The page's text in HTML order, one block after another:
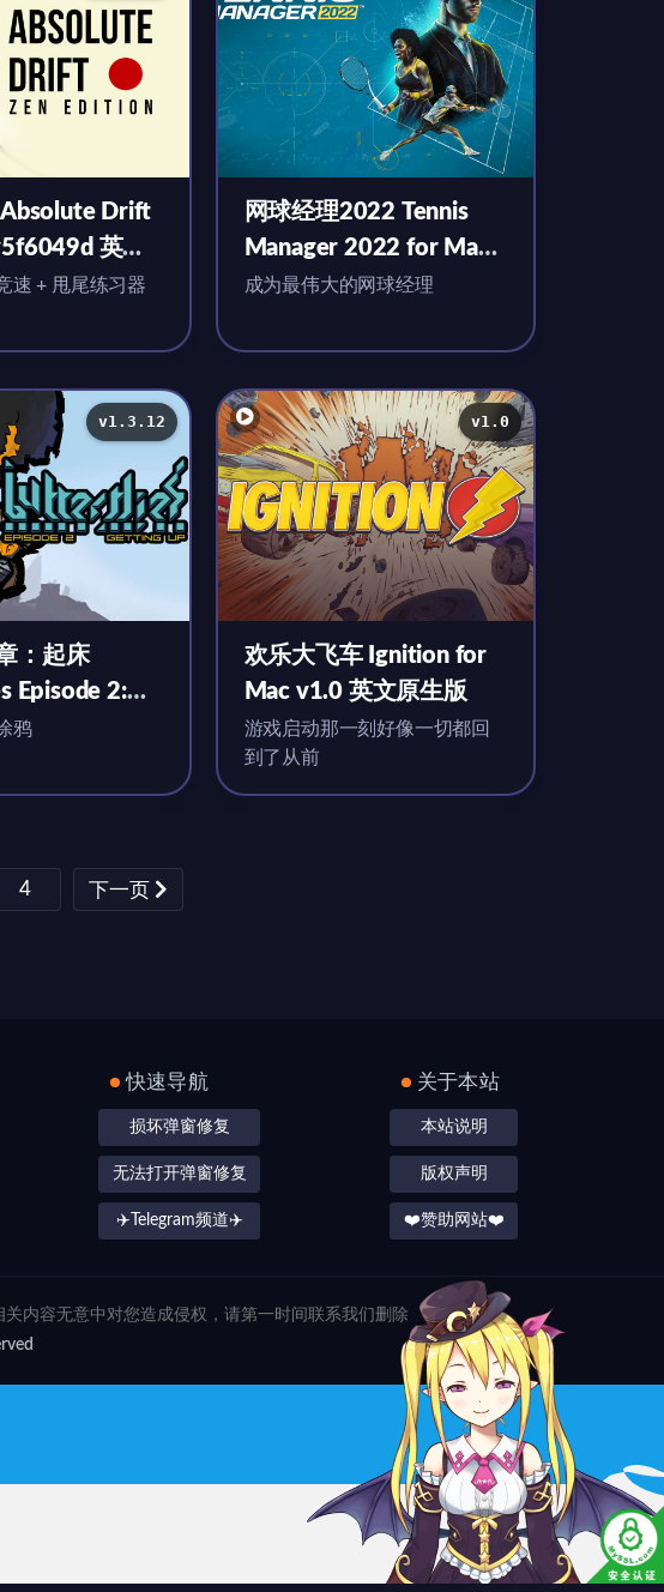
Drift
英文
速 + 甩尾练习器
网球经理2022 Tennis
Manager 2022 for Mac
v2.3.13 英文原生版
成为最伟大的网球经理
v1.3.12
：起床
Episode 2:
for Mac
鸦
v1.0
欢乐大飞车 Ignition for
Mac v1.0 英文原生版
游戏启动那一刻好像一切都回
到了从前
4 下一页
快速导航
损坏弹窗修复
无法打开弹窗修复
✈️Telegram频道✈️
关于本站
本站说明
版权声明
❤️赞助网站❤️
内容无意中对您造成侵权，请第一时间联系我们删除